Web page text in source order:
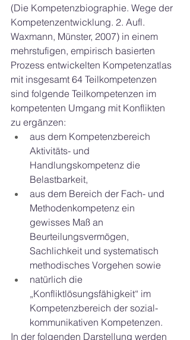
(Die Kompetenzbiographie. Wege der
Kompetenzentwicklung. 2. Aufl.
Waxmann, Münster, 2007) in einem
mehrstufigen, empirisch basierten
Prozess entwickelten Kompetenzatlas
mit insgesamt 64 Teilkompetenzen
sind folgende Teilkompetenzen im
kompetenten Umgang mit Konflikten
zu ergänzen:
aus dem Kompetenzbereich
Aktivitäts- und
Handlungskompetenz die
Belastbarkeit,
aus dem Bereich der Fach- und
Methodenkompetenz ein
gewisses Maß an
Beurteilungsvermögen,
Sachlichkeit und systematisch
methodisches Vorgehen sowie
natürlich die
„Konfliktlösungsfähigkeit“ im
Kompetenzbereich der sozial-
kommunikativen Kompetenzen.
In der folgenden Darstellung werden